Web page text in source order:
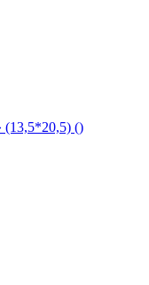
(13,5*20,5) ()